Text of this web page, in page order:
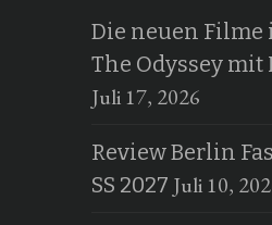
Die neuen Filme
The Odyssey mit
Juli 17, 2026
Review Berlin
SS 2027 Juli 10,